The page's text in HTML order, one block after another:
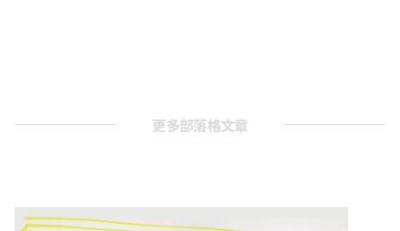
更多部落格文章